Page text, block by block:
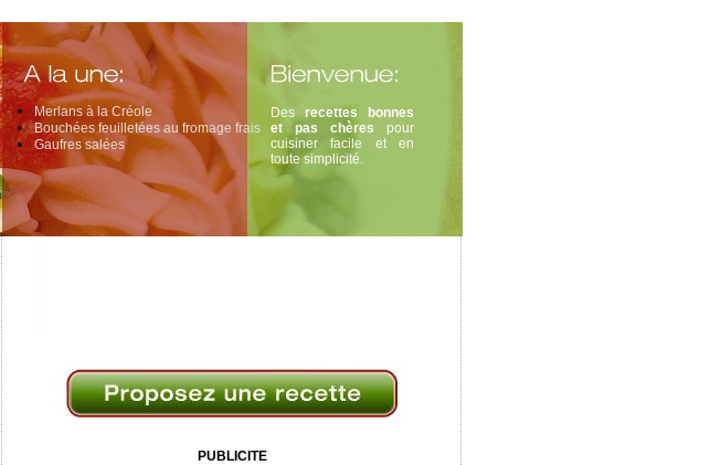
Des recettes bonnes
et pas chères pour
cuisiner facile et en
toute simplicité.
Merlans à la Créole
Bouchées feuilletées au fromage frais
Gaufres salées
PUBLICITE